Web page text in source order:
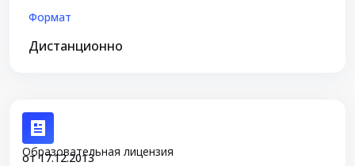
Формат
Дистанционно
Образовательная лицензия
от 17.12.2013